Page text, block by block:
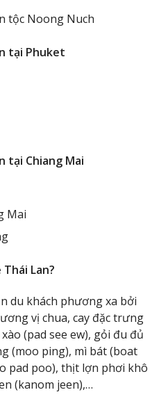
tộc Noong Nuch
tại Phuket
tại Chiang Mai
Mai
Lan?
du khách phương xa bởi
vị chua, cay đặc trưng
(pad see ew), gỏi đu đủ
(moo ping), mì bát (boat
pad poo), thịt lợn phơi khô
(kanom jeen),…